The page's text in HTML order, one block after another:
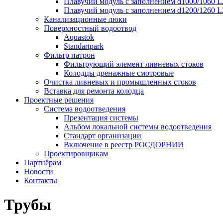
Плавучий модуль с заполнением d1200/1260
Канализационные люки
Поверхностный водоотвод
Aquastok
Standartpark
Фильтр патрон
Фильтрующий элемент ливневых стоков
Колодцы дренажные смотровые
Очистка ливневых и промышленных стоков
Вставка для ремонта колодца
Проектные решения
Система водоотведения
Презентация системы
Альбом локальной системы водоотведения
Стандарт организации
Включение в реестр РОСДОРНИИ
Проектировщикам
Партнёрам
Новости
Контакты
Трубы